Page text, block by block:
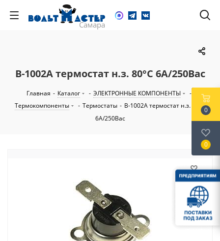
B-1002A термостат н.з. 80°С 6А/250Вac
Главная - Каталог - ЭЛЕКТРОННЫЕ КОМПОНЕНТЫ
-
Термокомпоненты
- Термостаты - B-1002A термостат н.з. 80°С
6А/250Вac
0
0